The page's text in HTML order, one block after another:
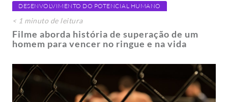
DESENVOLVIMENTO DO POTENCIAL HUMANO
< 1 minuto de leitura
Filme aborda história de superação de um
homem para vencer no ringue e na vida